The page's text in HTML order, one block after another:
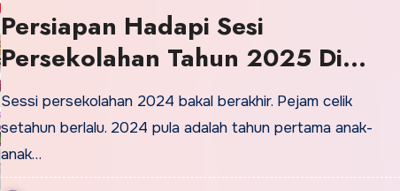
Persiapan Hadapi Sesi
Persekolahan Tahun 2025 Di
Pusat Pakaian Hari-Hari
Sessi persekolahan 2024 bakal berakhir. Pejam celik
setahun berlalu. 2024 pula adalah tahun pertama anak-
anak…